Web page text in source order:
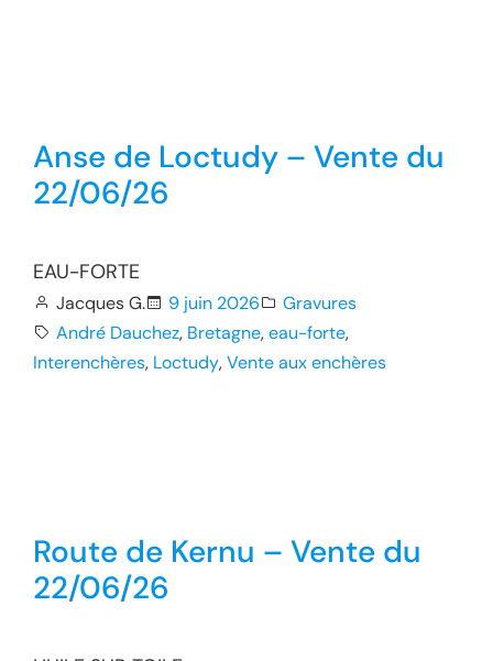
Anse de Loctudy – Vente du
22/06/26
EAU-FORTE
Jacques G. 9 juin 2026
Gravures
André Dauchez, Bretagne, eau-forte,
Interenchères, Loctudy, Vente aux enchères
Route de Kernu – Vente du
22/06/26